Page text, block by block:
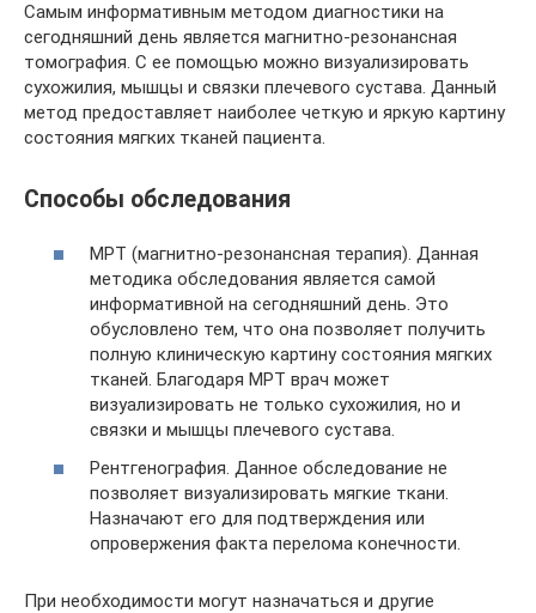
Самым информативным методом диагностики на
сегодняшний день является магнитно-резонансная
томография. С ее помощью можно визуализировать
сухожилия, мышцы и связки плечевого сустава. Данный
метод предоставляет наиболее четкую и яркую картину
состояния мягких тканей пациента.
Способы обследования
МРТ (магнитно-резонансная терапия). Данная
методика обследования является самой
информативной на сегодняшний день. Это
обусловлено тем, что она позволяет получить
полную клиническую картину состояния мягких
тканей. Благодаря МРТ врач может
визуализировать не только сухожилия, но и
связки и мышцы плечевого сустава.
Рентгенография. Данное обследование не
позволяет визуализировать мягкие ткани.
Назначают его для подтверждения или
опровержения факта перелома конечности.
При необходимости могут назначаться и другие